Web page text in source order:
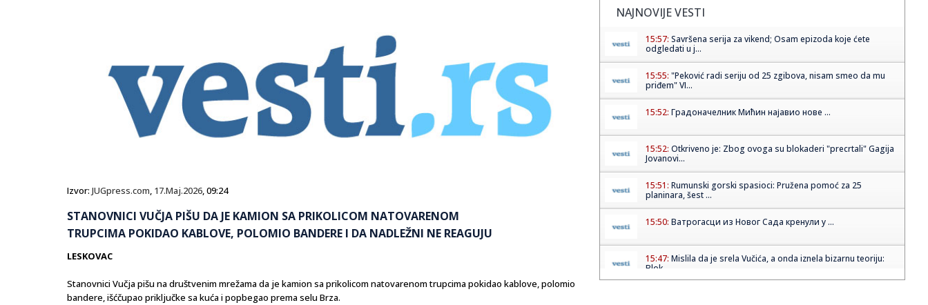
Izvor: JUGpress.com, 17.Maj.2026, 09:24
STANOVNICI VUČJA PIŠU DA JE KAMION SA PRIKOLICOM NATOVARENOM
TRUPCIMA POKIDAO KABLOVE, POLOMIO BANDERE I DA NADLEŽNI NE REAGUJU
LESKOVAC
Stanovnici Vučja pišu na društvenim mrežama da je kamion sa prikolicom natovarenom trupcima pokidao kablove, polomio
bandere, išćčupao priključke sa kuća i popbegao prema selu Brza.
NAJNOVIJE VESTI
15:57: Savršena serija za vikend; Osam epizoda koje ćete
odgledati u j...
15:55: "Peković radi seriju od 25 zgibova, nisam smeo da mu
priđem" VI...
15:52: Градоначелник Мићин најавио нове ...
15:52: Otkriveno je: Zbog ovoga su blokaderi "precrtali" Gagija
Jovanovi...
15:51: Rumunski gorski spasioci: Pružena pomoć za 25
planinara, šest ...
15:50: Ватрогасци из Новог Сада кренули у ...
15:47: Mislila da je srela Vučića, a onda iznela bizarnu teoriju:
Blok...